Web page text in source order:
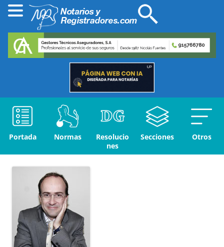
Portada Normas
Resolucio
nes
Secciones Otros